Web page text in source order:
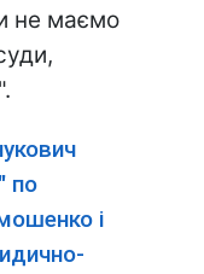
не маємо
по
і